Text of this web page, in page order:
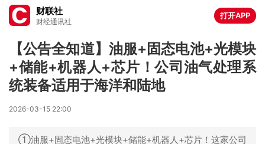
财联社
财经通讯社
打开APP
【公告全知道】油服+固态电池+光模块
+储能+机器人+芯片！公司油气处理系
统装备适用于海洋和陆地
2026-03-15 22:00
①油服+固态电池+光模块+储能+机器人+芯片！这家公司